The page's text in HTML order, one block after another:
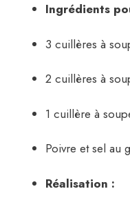
Ingrédients
3 cuillères à
2 cuillères à
1 cuillère à
Poivre et sel au
Réalisation :